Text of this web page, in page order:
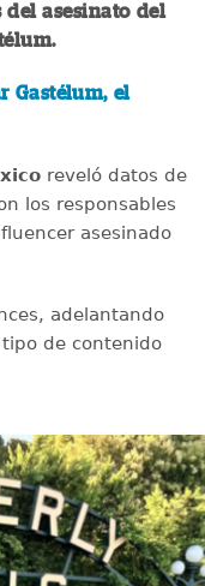
del asesinato del
Gastélum, el
reveló datos de
los responsables
asesinado
adelantando
de contenido